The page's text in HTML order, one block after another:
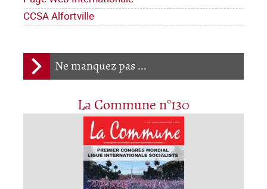
CCSA Alfortville
Ne manquez pas ...
La Commune n°130